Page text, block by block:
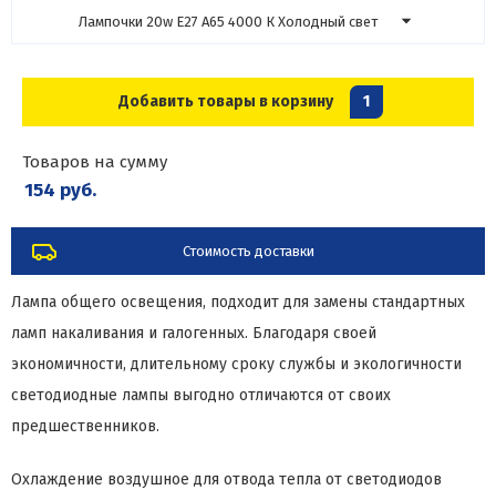
Лампочки 20w E27 A65 4000 К Холодный свет
Добавить товары в корзину 1
Товаров на сумму
154 руб.
Стоимость доставки
Лампа общего освещения, подходит для замены стандартных
ламп накаливания и галогенных. Благодаря своей
экономичности, длительному сроку службы и экологичности
светодиодные лампы выгодно отличаются от своих
предшественников.
Охлаждение воздушное для отвода тепла от светодиодов